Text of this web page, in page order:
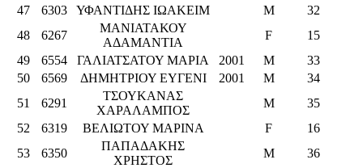
47
6303 ΥΦΑΝΤΙΔΗΣ ΙΩΑΚΕΙΜ M
32
48
6267
ΜΑΝΙΑΤΑΚΟΥ
ΑΔΑΜΑΝΤΙΑ
F
15
49
6554 ΓΑΛΙΑΤΣΑΤΟΥ ΜΑΡΙΑ 2001 M
33
50
6569 ΔΗΜΗΤΡΙΟΥ ΕΥΓΕΝΙ 2001 M
34
51
6291
ΤΣΟΥΚΑΝΑΣ
ΧΑΡΑΛΑΜΠΟΣ
M
35
52
6319 ΒΕΛΙΩΤΟΥ ΜΑΡΙΝΑ F
16
53
6350
ΠΑΠΑΔΑΚΗΣ
ΧΡΗΣΤΟΣ
M
36